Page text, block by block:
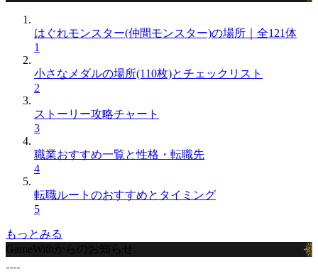
はぐれモンスター(仲間モンスター)の場所｜全121体
1
小さなメダルの場所(110枚)とチェックリスト
2
ストーリー攻略チャート
3
職業おすすめ一覧と性格・転職先
4
転職ルートのおすすめとタイミング
5
もっとみる
GameWithからのお知らせ